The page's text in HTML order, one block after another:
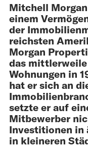
Mitchell
einem
der
reichsten
Morgan
das
Wohnungen in
hat er sich an
setzte er auf
Mitbewerber
Investitionen in
in kleineren